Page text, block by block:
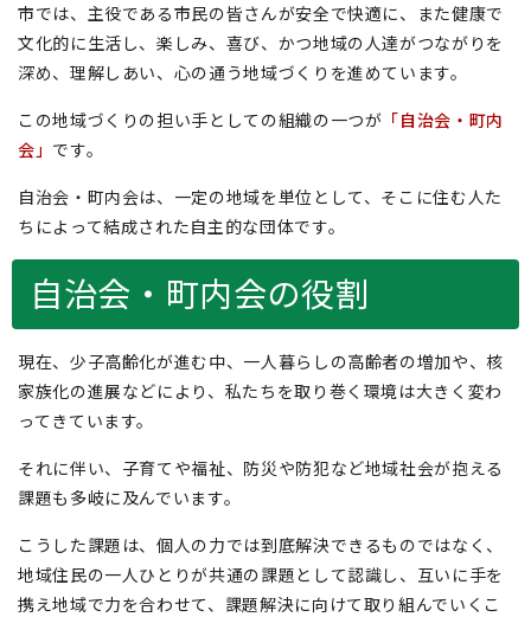
市では、主役である市民の皆さんが安全で快適に、また健康で
文化的に生活し、楽しみ、喜び、かつ地域の人達がつながりを
深め、理解しあい、心の通う地域づくりを進めています。
この地域づくりの担い手としての組織の一つが 「自治会・町内
会」 です。
自治会・町内会は、一定の地域を単位として、そこに住む人た
ちによって結成された自主的な団体です。
自治会・町内会の役割
現在、少子高齢化が進む中、一人暮らしの高齢者の増加や、核
家族化の進展などにより、私たちを取り巻く環境は大きく変わ
ってきています。
それに伴い、子育てや福祉、防災や防犯など地域社会が抱える
課題も多岐に及んでいます。
こうした課題は、個人の力では到底解決できるものではなく、
地域住民の一人ひとりが共通の課題として認識し、互いに手を
携え地域で力を合わせて、課題解決に向けて取り組んでいくこ